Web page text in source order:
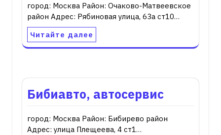
город: Москва Район: Очаково-Матвеевское
район Адрес: Рябиновая улица, 63а ст10…
Читайте далее
Бибиавто, автосервис
город: Москва Район: Бибирево район
Адрес: улица Плещеева, 4 ст1…